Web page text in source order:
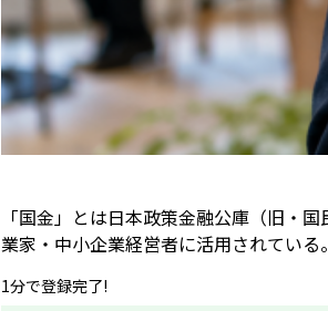
「国金」とは日本政策金融公庫（旧・
業家・中小企業経営者に活用されてい
1分で登録完了!